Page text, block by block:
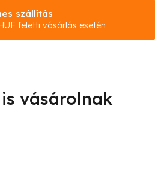
szállítás
feletti vásárlás esetén